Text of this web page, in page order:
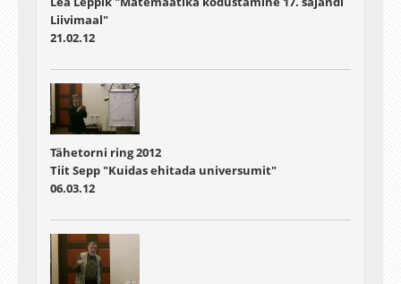
Liivimaal"
21.02.12
Tähetorni ring 2012
Tiit Sepp "Kuidas ehitada universumit"
06.03.12